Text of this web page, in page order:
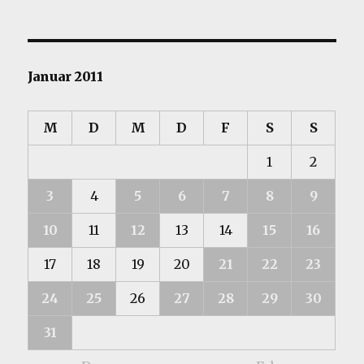
Januar 2011
M D M D F S S
1 2
3 4 5 6 7 8 9
10 11 12 13 14 15 16
17 18 19 20 21 22 23
24 25 26 27 28 29 30
31